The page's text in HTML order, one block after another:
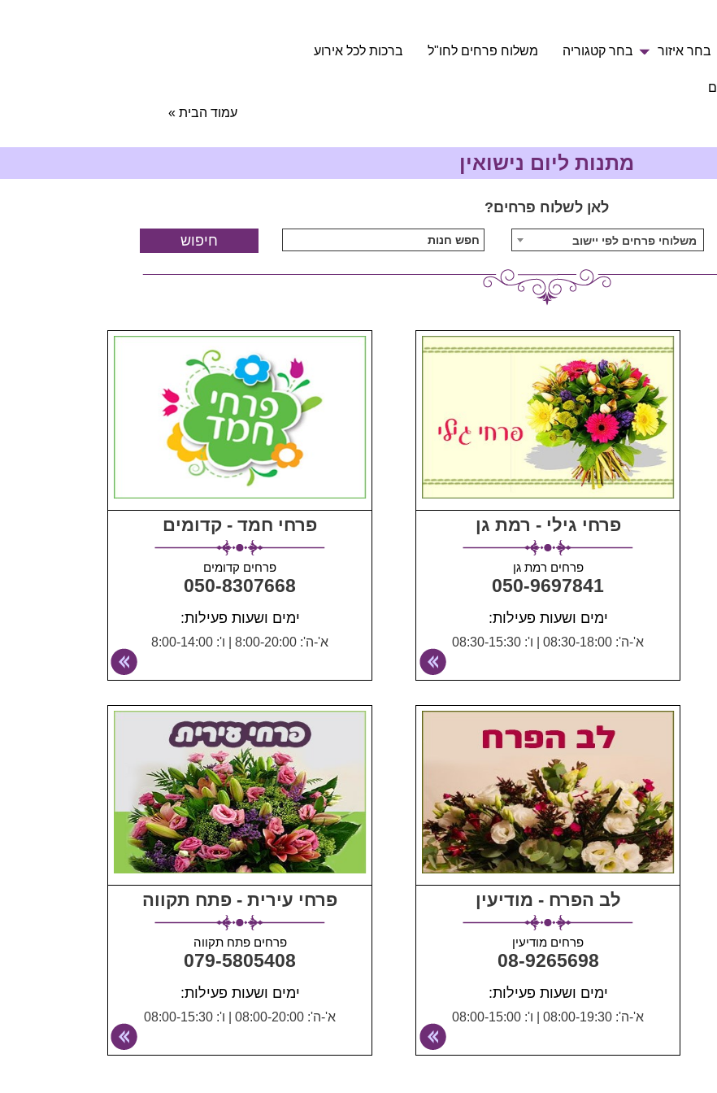
בחר איזור בחר קטגוריה משלוח פרחים לחו"ל ברכות לכל אירוע
עמוד הבית »
מתנות ליום נישואין
לאן לשלוח פרחים?
משלוחי פרחים לפי יישוב
פרחי גילי - רמת גן
פרחים רמת גן
050-9697841
ימים ושעות פעילות:
א'-ה': 08:30-18:00 ו': 08:30-15:30
פרחי חמד - קדומים
פרחים קדומים
050-8307668
ימים ושעות פעילות:
א'-ה': 8:00-20:00 ו': 8:00-14:00
לב הפרח - מודיעין
פרחים מודיעין
08-9265698
ימים ושעות פעילות:
א'-ה': 08:00-19:30 ו': 08:00-15:00
פרחי עירית - פתח תקווה
פרחים פתח תקווה
079-5805408
ימים ושעות פעילות:
א'-ה': 08:00-20:00 ו': 08:00-15:30